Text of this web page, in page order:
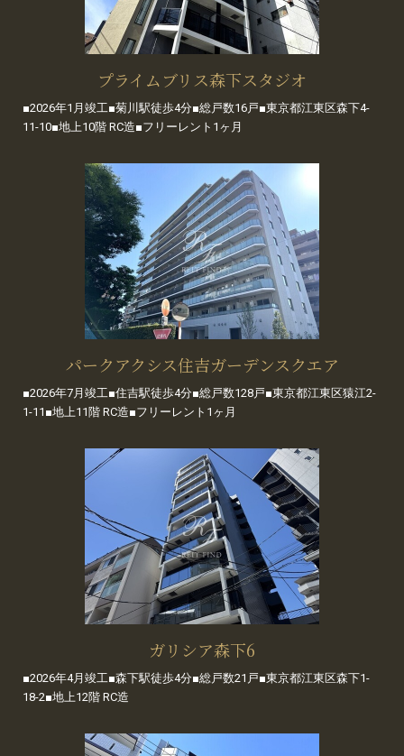
プライムブリス森下スタジオ
■2026年1月竣工■菊川駅徒歩4分■総戸数16戸■東京都江東区森下4-
11-10■地上10階 RC造■フリーレント1ヶ月
パークアクシス住吉ガーデンスクエア
■2026年7月竣工■住吉駅徒歩4分■総戸数128戸■東京都江東区猿江2-
1-11■地上11階 RC造■フリーレント1ヶ月
ガリシア森下6
■2026年4月竣工■森下駅徒歩4分■総戸数21戸■東京都江東区森下1-
18-2■地上12階 RC造